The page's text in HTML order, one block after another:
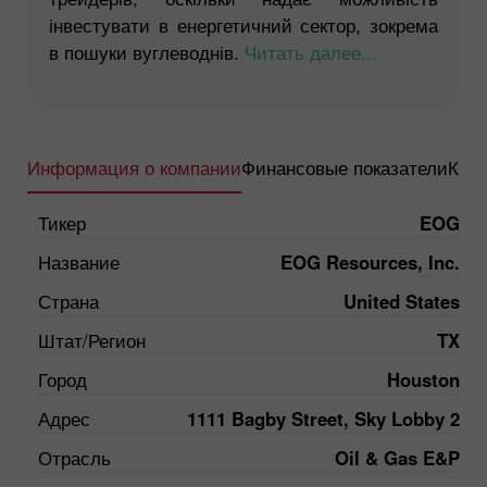
інвестувати в енергетичний сектор, зокрема
в пошуки вуглеводнів. Читать далее...
Информация о компанииФинансовые показатели
Тикер
EOG
Название
EOG Resources, Inc.
Страна
United States
Штат/Регион
TX
Город
Houston
Адрес
1111 Bagby Street, Sky Lobby 2
Отрасль
Oil & Gas E&P